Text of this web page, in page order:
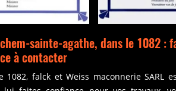
sainte-agathe, dans le 1082 :
à contacter
1082, falck et Weiss maconnerie SARL